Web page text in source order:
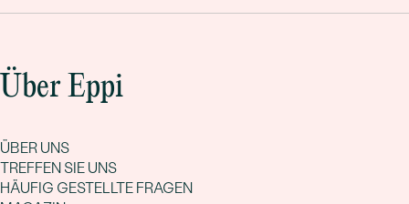
Über Eppi
ÜBER UNS
TREFFEN SIE UNS
HÄUFIG GESTELLTE FRAGEN